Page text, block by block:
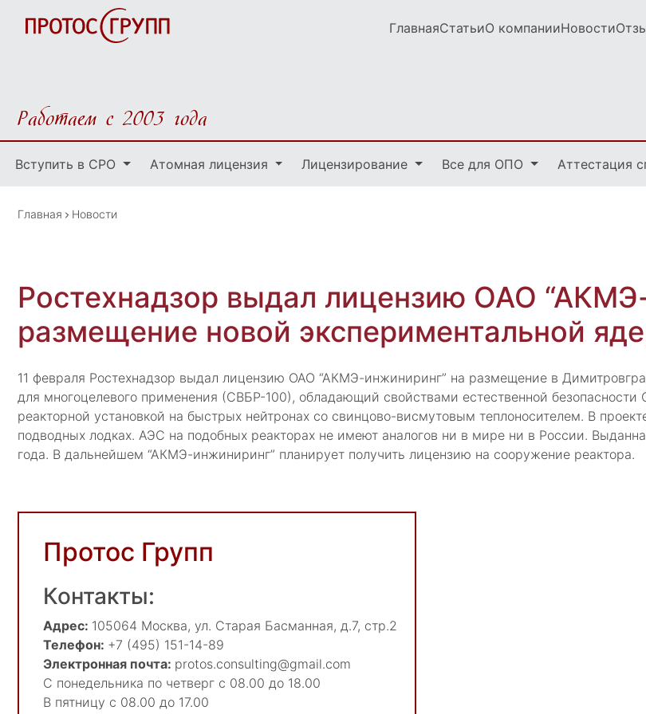
ГлавнаяСтатьиО компанииНовости
Работаем с 2003 года
Вступить в СРО Атомная лицензия Лицензирование Все для ОПО Аттестация
Главная Новости
Ростехнадзор выдал лицензию ОАО
размещение новой экспериментальной
11 февраля Ростехнадзор выдал лицензию ОАО “АКМЭ-инжиниринг” на размещение в
для многоцелевого применения (СВБР-100), обладающий свойствами естественной
реакторной установкой на быстрых нейтронах со свинцово-висмутовым теплоносителем. В
подводных лодках. АЭС на подобных реакторах не имеют аналогов ни в мире ни в России.
года. В дальнейшем “АКМЭ-инжиниринг” планирует получить лицензию на сооружение реактора.
Протос Групп
Контакты:
Адрес: 105064 Москва, ул. Старая Басманная, д.7, стр.2
Телефон: +7 (495) 151-14-89
Электронная почта: protos.consulting@gmail.com
С понедельника по четверг с 08.00 до 18.00
В пятницу с 08.00 до 17.00